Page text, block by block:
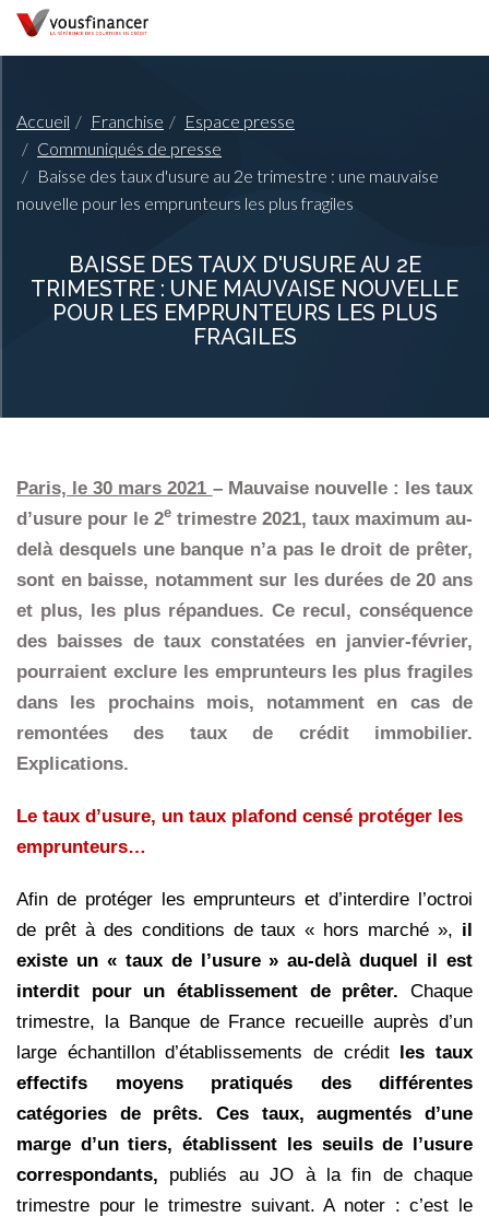
Accueil Franchise
Espace presse
Communiqués de presse
Baisse des taux d'usure au 2e trimestre : une mauvaise
nouvelle pour les emprunteurs les plus fragiles
BAISSE DES TAUX D'USURE AU 2E
TRIMESTRE : UNE MAUVAISE NOUVELLE
POUR LES EMPRUNTEURS LES PLUS
FRAGILES
Paris, le 30 mars 2021 – Mauvaise nouvelle : les taux
d’usure pour le 2e trimestre 2021, taux maximum au-
delà desquels une banque n’a pas le droit de prêter,
sont en baisse, notamment sur les durées de 20 ans
et plus, les plus répandues. Ce recul, conséquence
des baisses de taux constatées en janvier-février,
pourraient exclure les emprunteurs les plus fragiles
dans les prochains mois, notamment en cas de
remontées des taux de crédit immobilier.
Explications.
Le taux d’usure, un taux plafond censé protéger les
emprunteurs…
Afin de protéger les emprunteurs et d’interdire l’octroi
de prêt à des conditions de taux « hors marché », il
existe un « taux de l’usure » au-delà duquel il est
interdit pour un établissement de prêter. Chaque
trimestre, la Banque de France recueille auprès d’un
large échantillon d’établissements de crédit les taux
effectifs moyens pratiqués des différentes
catégories de prêts. Ces taux, augmentés d’une
marge d’un tiers, établissent les seuils de l’usure
correspondants, publiés au JO à la fin de chaque
trimestre pour le trimestre suivant. A noter : c’est le